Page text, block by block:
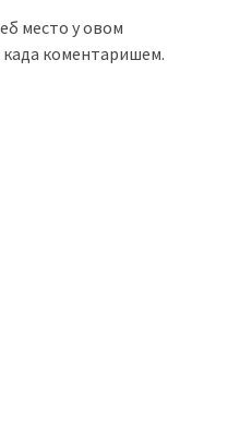
место у овом
када коментаришем.